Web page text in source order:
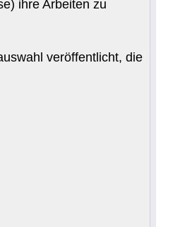
ihre Arbeiten zu
veröffentlicht, die